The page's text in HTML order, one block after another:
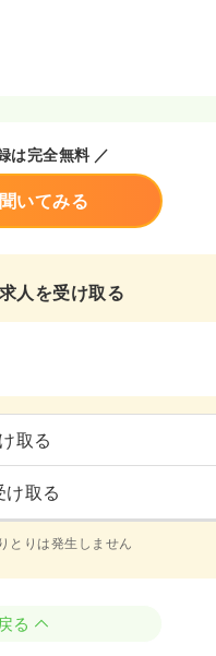
は完全無料 ／
いてみる
人を受け取る
取る
け取る
とりは発生しません
る